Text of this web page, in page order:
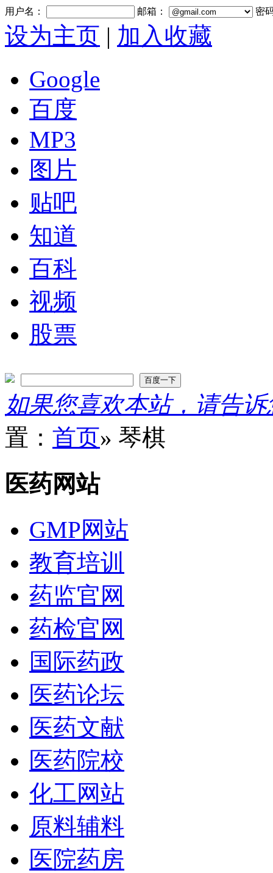
用户名： 邮箱： 密
设为主页 | 加入收藏
Google
百度
MP3
图片
贴吧
知道
百科
视频
股票
如果您喜欢本站，请告
置： 首页» 琴棋
医药网站
GMP网站
教育培训
药监官网
药检官网
国际药政
医药论坛
医药文献
医药院校
化工网站
原料辅料
医院药房